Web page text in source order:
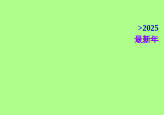
>2025
最新年